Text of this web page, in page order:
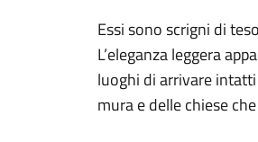
Essi sono scrigni di
L’eleganza leggera
luoghi di arrivare
mura e delle chiese